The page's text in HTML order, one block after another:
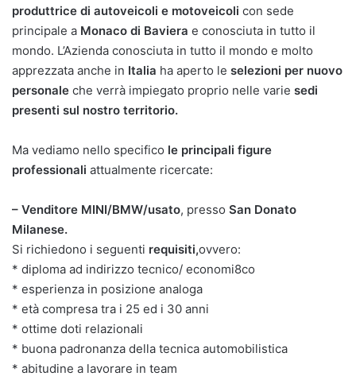
produttrice di autoveicoli e motoveicoli con sede
principale a Monaco di Baviera e conosciuta in tutto il
mondo. L’Azienda conosciuta in tutto il mondo e molto
apprezzata anche in Italia ha aperto le selezioni per nuovo
personale che verrà impiegato proprio nelle varie sedi
presenti sul nostro territorio.
Ma vediamo nello specifico le principali figure
professionali attualmente ricercate:
– Venditore MINI/BMW/usato, presso San Donato
Milanese.
Si richiedono i seguenti requisiti,ovvero:
* diploma ad indirizzo tecnico/ economi8co
* esperienza in posizione analoga
* età compresa tra i 25 ed i 30 anni
* ottime doti relazionali
* buona padronanza della tecnica automobilistica
* abitudine a lavorare in team